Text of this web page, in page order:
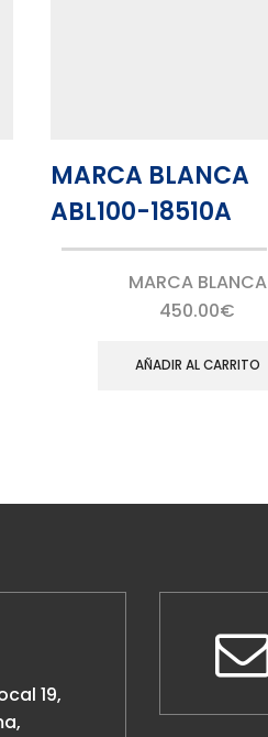
MARCA BLANCA
ABL100-18510A
MARCA BLANCA
450.00€
AÑADIR AL CARRITO
19,